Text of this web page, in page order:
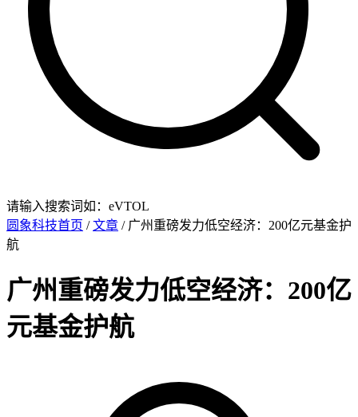
请输入搜索词如：eVTOL
圆象科技首页 /文章 / 广州重磅发力低空经济：200亿元基金护
航
广州重磅发力低空经济：200亿
元基金护航